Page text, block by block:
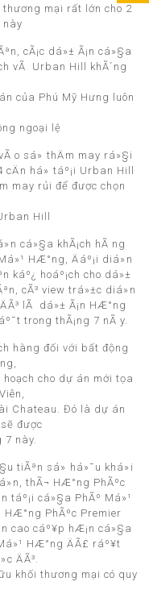
mại rất lớn cho 2
này
của Phú Mỹ Hưng luôn
ngoại lệ
may rủi để được chọn
Hill
hàng đối với bất động
cho dự án mới tọa
Chateau. Đó là dự án
được
7 này.
khối thương mại có quy